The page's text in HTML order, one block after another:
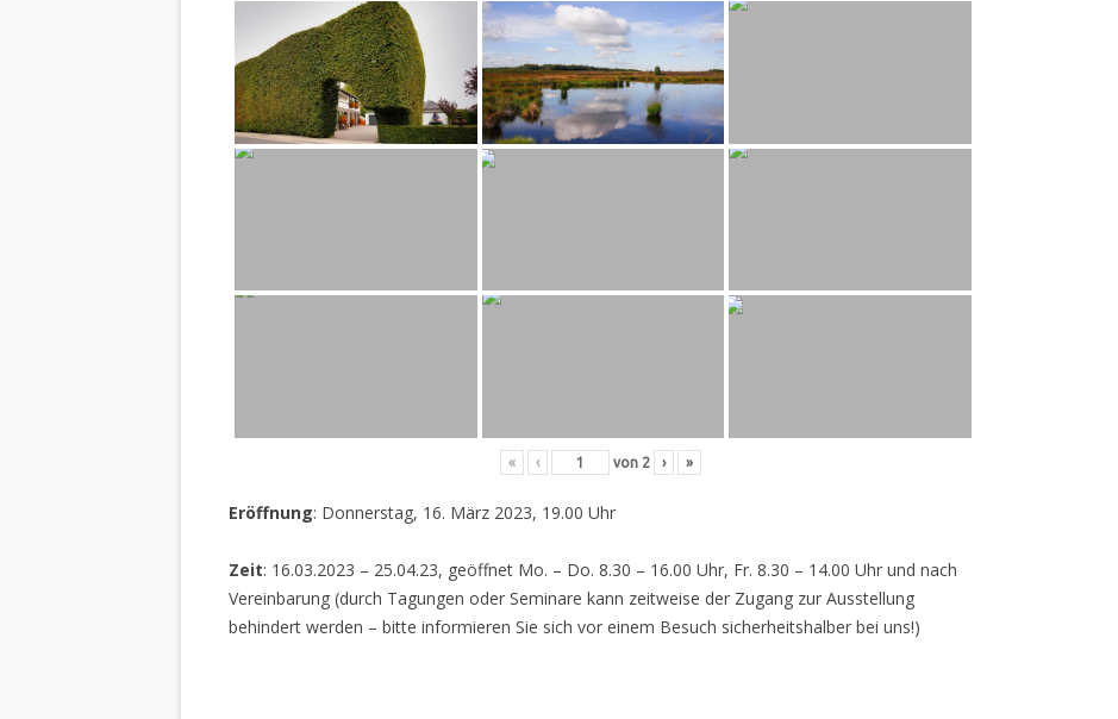
« ‹ von 2 › »
Eröffnung: Donnerstag, 16. März 2023, 19.00 Uhr
Zeit: 16.03.2023 – 25.04.23, geöffnet Mo. – Do. 8.30 – 16.00 Uhr, Fr. 8.30 – 14.00 Uhr und nach
Vereinbarung (durch Tagungen oder Seminare kann zeitweise der Zugang zur Ausstellung
behindert werden – bitte informieren Sie sich vor einem Besuch sicherheitshalber bei uns!)